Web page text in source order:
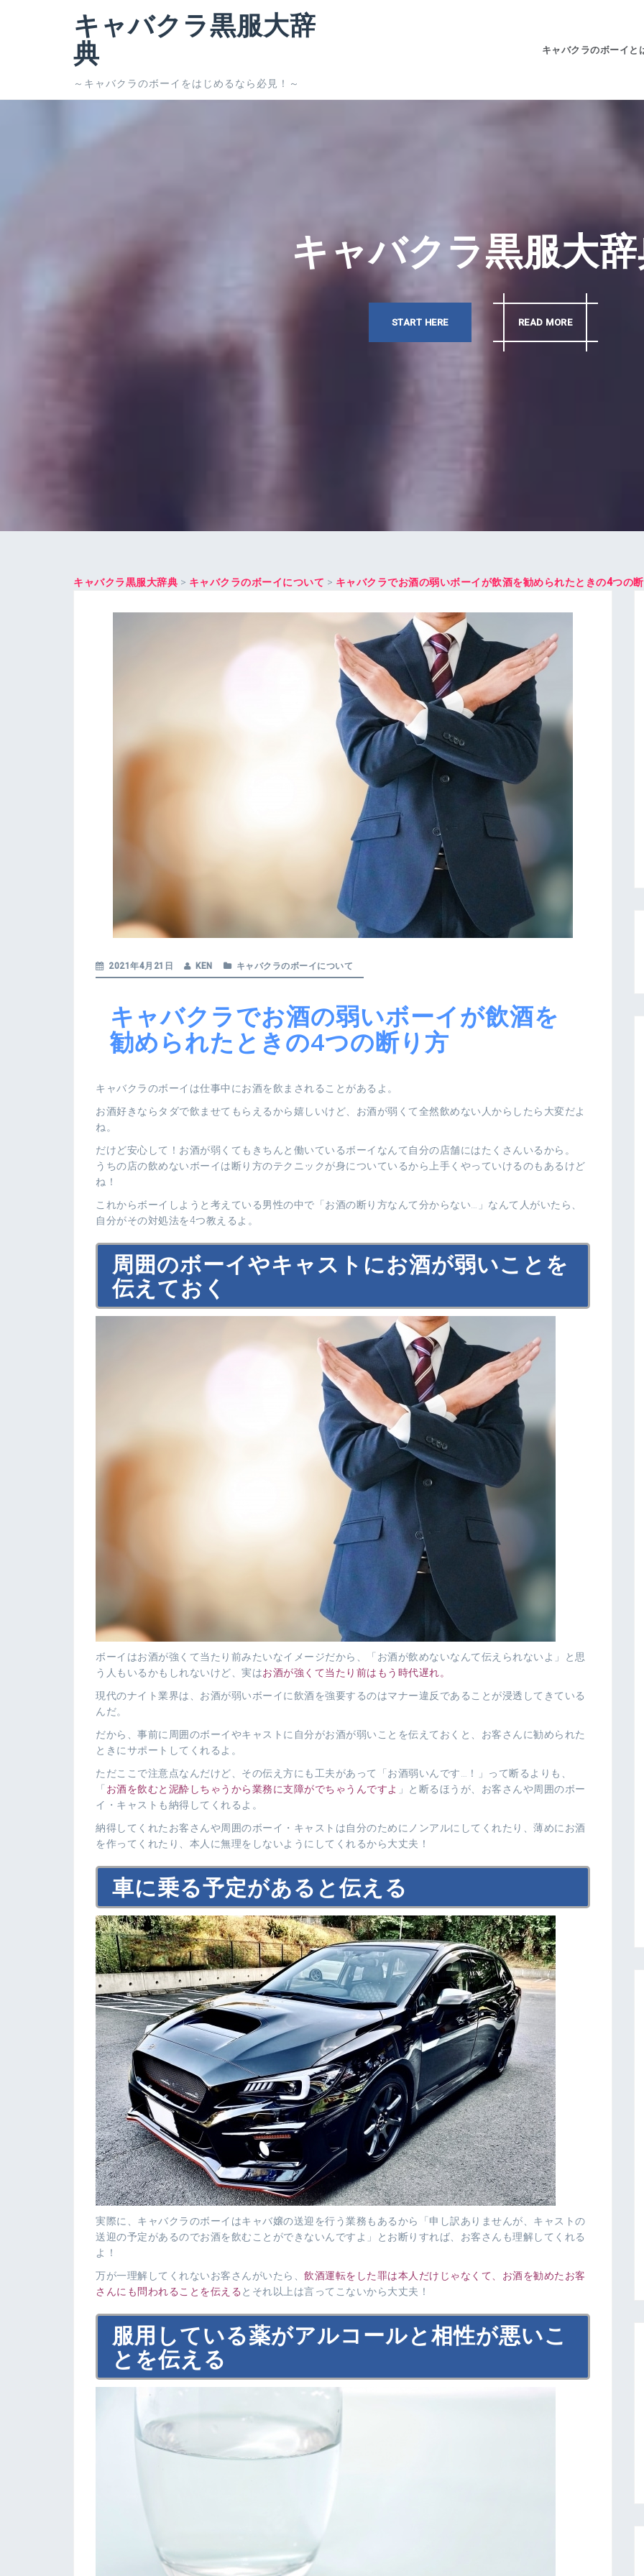
ス
キャバクラ黒服大辞
典
～キャバクラのボーイをはじめるなら必見！～
キャバクラのボーイと
キャバクラ黒服大
START HERE READ MORE
キャバクラ黒服大辞典 > キャバクラのボーイについて > キャバクラでお酒の弱いボーイが飲酒を勧められたときの4つの
2021年4月21日 KEN キャバクラのボーイについて
キャバクラでお酒の弱いボーイが飲酒を
勧められたときの4つの断り方
キャバクラのボーイは仕事中にお酒を飲まされることがあるよ。
お酒好きならタダで飲ませてもらえるから嬉しいけど、お酒が弱くて全然飲めない人からしたら大変だよ
ね。
だけど安心して！お酒が弱くてもきちんと働いているボーイなんて自分の店舗にはたくさんいるから。
うちの店の飲めないボーイは断り方のテクニックが身についているから上手くやっていけるのもあるけど
ね！
これからボーイしようと考えている男性の中で「お酒の断り方なんて分からない…」なんて人がいたら、
自分がその対処法を4つ教えるよ。
周囲のボーイやキャストにお酒が弱いことを
伝えておく
ボーイはお酒が強くて当たり前みたいなイメージだから、「お酒が飲めないなんて伝えられないよ」と思
う人もいるかもしれないけど、実はお酒が強くて当たり前はもう時代遅れ。
現代のナイト業界は、お酒が弱いボーイに飲酒を強要するのはマナー違反であることが浸透してきている
んだ。
だから、事前に周囲のボーイやキャストに自分がお酒が弱いことを伝えておくと、お客さんに勧められた
ときにサポートしてくれるよ。
ただここで注意点なんだけど、その伝え方にも工夫があって「お酒弱いんです…！」って断るよりも、
「 お酒を飲むと泥酔しちゃうから業務に支障がでちゃうんですよ 」と断るほうが、お客さんや周囲のボー
イ・キャストも納得してくれるよ。
納得してくれたお客さんや周囲のボーイ・キャストは自分のためにノンアルにしてくれたり、薄めにお酒
を作ってくれたり、本人に無理をしないようにしてくれるから大丈夫！
車に乗る予定があると伝える
実際に、キャバクラのボーイはキャバ嬢の送迎を行う業務もあるから「申し訳ありませんが、キャストの
送迎の予定があるのでお酒を飲むことができないんですよ」とお断りすれば、お客さんも理解してくれる
よ！
万が一理解してくれないお客さんがいたら、 飲酒運転をした罪は本人だけじゃなくて、お酒を勧めたお客
さんにも問われることを伝える とそれ以上は言ってこないから大丈夫！
服用している薬がアルコールと相性が悪いこ
とを伝える